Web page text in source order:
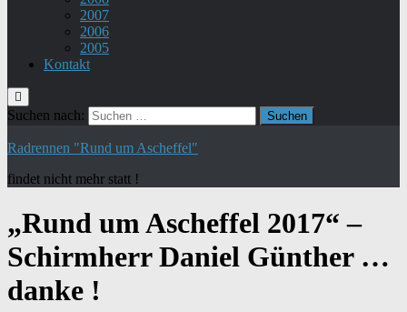
2007
2006
2005
Kontakt
Suchen nach:
Radrennen "Rund um Ascheffel"
findet nicht mehr statt !
„Rund um Ascheffel 2017“ –
Schirmherr Daniel Günther …
danke !